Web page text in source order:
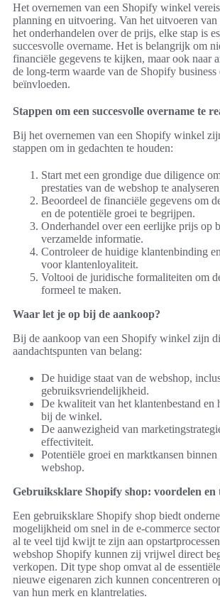
Het overnemen van een Shopify winkel
planning en uitvoering. Van het uitvoeren
het onderhandelen over de prijs, elke stap is
succesvolle overname. Het is belangrijk om
financiële gegevens te kijken, maar ook naar
de long-term waarde van de Shopify business
beïnvloeden.
Stappen om een succesvolle overname te
Bij het overnemen van een Shopify winkel
stappen om in gedachten te houden:
Start met een grondige due diligence
prestaties van de webshop te
Beoordeel de financiële gegevens om
en de potentiële groei te begrijpen.
Onderhandel over een eerlijke prijs op
verzamelde informatie.
Controleer de huidige klantenbinding
voor klantenloyaliteit.
Voltooi de juridische formaliteiten om
formeel te maken.
Waar let je op bij de aankoop?
Bij de aankoop van een Shopify winkel zijn
aandachtspunten van belang:
De huidige staat van de webshop,
gebruiksvriendelijkheid.
De kwaliteit van het klantenbestand en
bij de winkel.
De aanwezigheid van
effectiviteit.
Potentiële groei en marktkansen
webshop.
Gebruiksklare Shopify shop: voordelen en
Een gebruiksklare Shopify shop biedt
mogelijkheid om snel in de e-commerce
al te veel tijd kwijt te zijn aan
webshop Shopify kunnen zij vrijwel direct
verkopen. Dit type shop omvat al de
nieuwe eigenaren zich kunnen concentreren
van hun merk en klantrelaties.